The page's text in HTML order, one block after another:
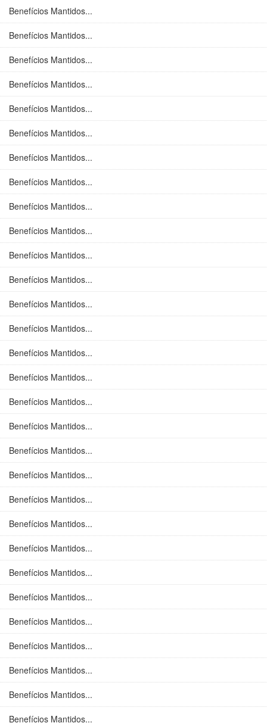
Benefícios Mantidos...
Benefícios Mantidos...
Benefícios Mantidos...
Benefícios Mantidos...
Benefícios Mantidos...
Benefícios Mantidos...
Benefícios Mantidos...
Benefícios Mantidos...
Benefícios Mantidos...
Benefícios Mantidos...
Benefícios Mantidos...
Benefícios Mantidos...
Benefícios Mantidos...
Benefícios Mantidos...
Benefícios Mantidos...
Benefícios Mantidos...
Benefícios Mantidos...
Benefícios Mantidos...
Benefícios Mantidos...
Benefícios Mantidos...
Benefícios Mantidos...
Benefícios Mantidos...
Benefícios Mantidos...
Benefícios Mantidos...
Benefícios Mantidos...
Benefícios Mantidos...
Benefícios Mantidos...
Benefícios Mantidos...
Benefícios Mantidos...
Benefícios Mantidos...